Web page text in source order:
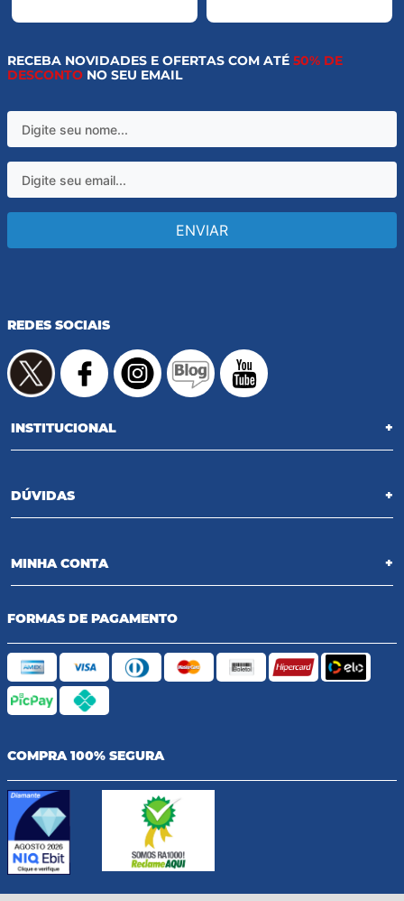
RECEBA NOVIDADES E OFERTAS COM ATÉ 50% DE
DESCONTO NO SEU EMAIL
ENVIAR
REDES SOCIAIS
INSTITUCIONAL +
DÚVIDAS +
MINHA CONTA +
FORMAS DE PAGAMENTO
COMPRA 100% SEGURA